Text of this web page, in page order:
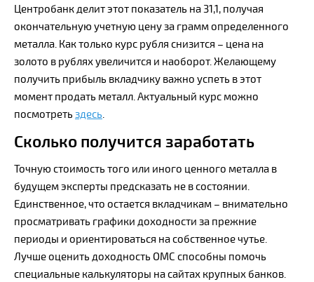
Центробанк делит этот показатель на 31,1, получая
окончательную учетную цену за грамм определенного
металла. Как только курс рубля снизится – цена на
золото в рублях увеличится и наоборот. Желающему
получить прибыль вкладчику важно успеть в этот
момент продать металл. Актуальный курс можно
посмотреть здесь.
Сколько получится заработать
Точную стоимость того или иного ценного металла в
будущем эксперты предсказать не в состоянии.
Единственное, что остается вкладчикам – внимательно
просматривать графики доходности за прежние
периоды и ориентироваться на собственное чутье.
Лучше оценить доходность ОМС способны помочь
специальные калькуляторы на сайтах крупных банков.